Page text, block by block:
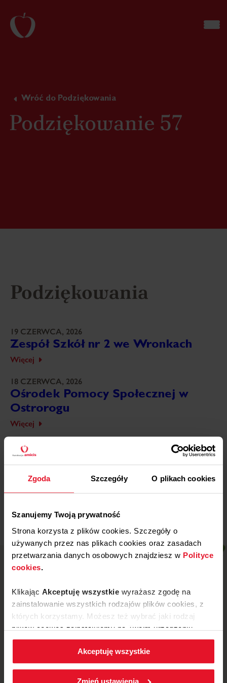
Zgoda Szczegóły O plikach cookies
Szanujemy Twoją prywatność
Strona korzysta z plików cookies. Szczegóły o
używanych przez nas plikach cookies oraz zasadach
przetwarzania danych osobowych znajdziesz w Polityce
cookies.
Klikając Akceptuję wszystkie wyrażasz zgodę na
zainstalowanie wszystkich rodzajów plików cookies, z
których korzystamy. Możesz też wybrać jaki rodzaj
plików cookies zainstalujemy na Twoim urządzeniu,
klikającZmień ustawienia.
W każdej chwili możesz zmienić wybrane przez Ciebie
ustawienia plików cookies wchodząc w zakładkę
Akceptuję wszystkie
Zmień ustawienia
Wróć do Podziękowania
Podziękowanie 57
Podziękowania
19 CZERWCA, 2026
Zespół Szkół nr 2 we Wronkach
Więcej
18 CZERWCA, 2026
Ośrodek Pomocy Społecznej w
Ostrorogu
Więcej
18 CZERWCA, 2026
Wojewódzki Szpital
Specjalistyczny w Legnicy
ul. Mickiewicza 52, 64-510 Wronki